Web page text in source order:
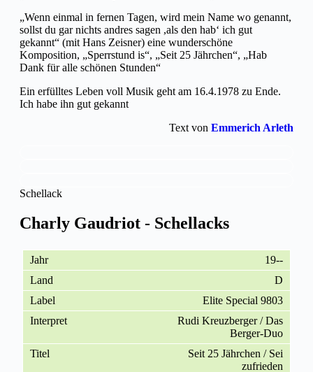
„Wenn einmal in fernen Tagen, wird mein Name wo genannt,
sollst du gar nichts andres sagen ,als den hab‘ ich gut
gekannt“ (mit Hans Zeisner) eine wunderschöne
Komposition, „Sperrstund is“, „Seit 25 Jährchen“, „Hab
Dank für alle schönen Stunden“
Ein erfülltes Leben voll Musik geht am 16.4.1978 zu Ende.
Ich habe ihn gut gekannt
Text von Emmerich Arleth
Schellack
Charly Gaudriot - Schellacks
19--
D
Elite Special 9803
Rudi Kreuzberger / Das
Berger-Duo
Seit 25 Jährchen / Sei
zufrieden